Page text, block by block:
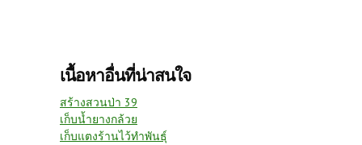
เนื้อหาอื่นที่น่าสนใจ
สร้างสวนป่า 39
เก็บน้ำยางกล้วย
เก็บแตงร้านไว้ทำพันธุ์